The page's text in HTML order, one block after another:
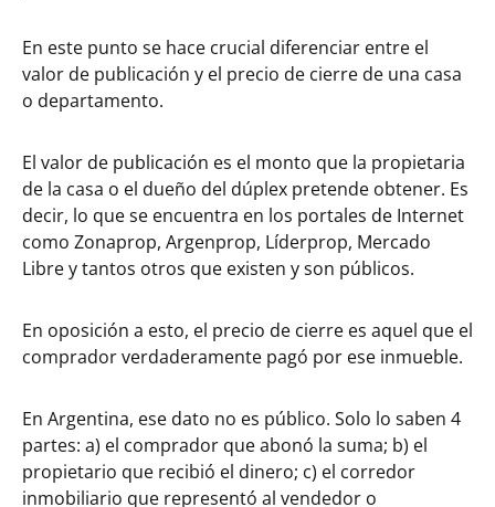
En este punto se hace crucial diferenciar entre el
valor de publicación y el precio de cierre de una casa
o departamento.
El valor de publicación es el monto que la propietaria
de la casa o el dueño del dúplex pretende obtener. Es
decir, lo que se encuentra en los portales de Internet
como Zonaprop, Argenprop, Líderprop, Mercado
Libre y tantos otros que existen y son públicos.
En oposición a esto, el precio de cierre es aquel que el
comprador verdaderamente pagó por ese inmueble.
En Argentina, ese dato no es público. Solo lo saben 4
partes: a) el comprador que abonó la suma; b) el
propietario que recibió el dinero; c) el corredor
inmobiliario que representó al vendedor o